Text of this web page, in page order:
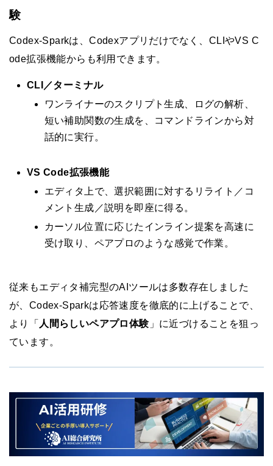
験
Codex-Sparkは、Codexアプリだけでなく、CLIやVS C
ode拡張機能からも利用できます。
CLI／ターミナル
ワンライナーのスクリプト生成、ログの解析、
短い補助関数の生成を、コマンドラインから対
話的に実行。
VS Code拡張機能
エディタ上で、選択範囲に対するリライト／コ
メント生成／説明を即座に得る。
カーソル位置に応じたインライン提案を高速に
受け取り、ペアプロのような感覚で作業。
従来もエディタ補完型のAIツールは多数存在しました
が、Codex-Sparkは応答速度を徹底的に上げることで、
より「 人間らしいペアプロ体験」に近づけることを狙っ
ています。